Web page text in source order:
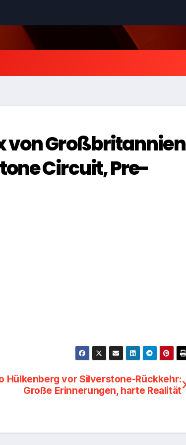
von Großbritannien
Circuit, Pre-
Hülkenberg vor Silverstone-Rückkehr:
Große Erinnerungen, harte Realität